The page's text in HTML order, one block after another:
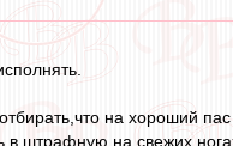
на хороший
штрафную на свежих